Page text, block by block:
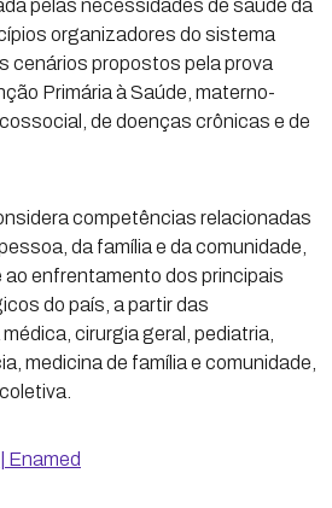
pelas necessidades de saúde da
organizadores do sistema
cenários propostos pela prova
Primária à Saúde, materno-
de doenças crônicas e de
competências relacionadas
da família e da comunidade,
ao enfrentamento dos principais
do país, a partir das
cirurgia geral, pediatria,
medicina de família e comunidade,
Enamed